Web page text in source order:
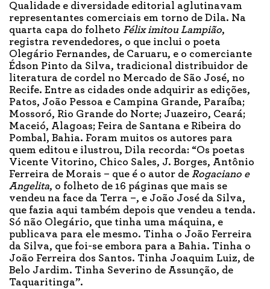
Qualidade e diversidade editorial aglutinavam
representantes comerciais em torno de Dila. Na
quarta capa do folheto Félix imitou Lampião,
registra revendedores, o que inclui o poeta
Olegário Fernandes, de Caruaru, e o comerciante
Édson Pinto da Silva, tradicional distribuidor de
literatura de cordel no Mercado de São José, no
Recife. Entre as cidades onde adquirir as edições,
Patos, João Pessoa e Campina Grande, Paraíba;
Mossoró, Rio Grande do Norte; Juazeiro, Ceará;
Maceió, Alagoas; Feira de Santana e Ribeira do
Pombal, Bahia. Foram muitos os autores para
quem editou e ilustrou, Dila recorda: “Os poetas
Vicente Vitorino, Chico Sales, J. Borges, Antônio
Ferreira de Morais – que é o autor de Rogaciano e
Angelita, o folheto de 16 páginas que mais se
vendeu na face da Terra –, e João José da Silva,
que fazia aqui também depois que vendeu a tenda.
Só não Olegário, que tinha uma máquina, e
publicava para ele mesmo. Tinha o João Ferreira
da Silva, que foi-se embora para a Bahia. Tinha o
João Ferreira dos Santos. Tinha Joaquim Luiz, de
Belo Jardim. Tinha Severino de Assunção, de
Taquaritinga”.